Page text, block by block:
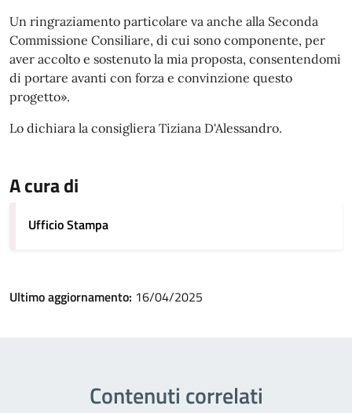
Un ringraziamento particolare va anche alla Seconda
Commissione Consiliare, di cui sono componente, per
aver accolto e sostenuto la mia proposta, consentendomi
di portare avanti con forza e convinzione questo
progetto».
Lo dichiara la consigliera Tiziana D'Alessandro.
A cura di
Ufficio Stampa
Ultimo aggiornamento: 16/04/2025
Contenuti correlati